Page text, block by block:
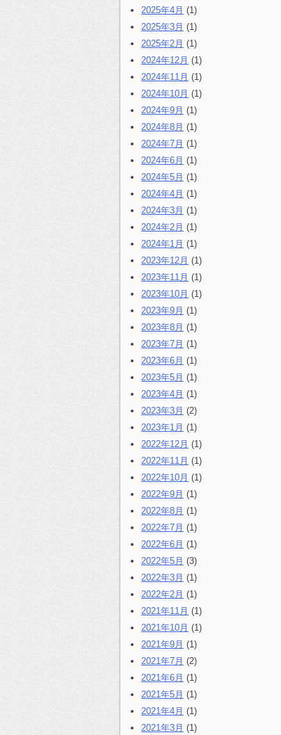
2025年4月 (1)
2025年3月 (1)
2025年2月 (1)
2024年12月 (1)
2024年11月 (1)
2024年10月 (1)
2024年9月 (1)
2024年8月 (1)
2024年7月 (1)
2024年6月 (1)
2024年5月 (1)
2024年4月 (1)
2024年3月 (1)
2024年2月 (1)
2024年1月 (1)
2023年12月 (1)
2023年11月 (1)
2023年10月 (1)
2023年9月 (1)
2023年8月 (1)
2023年7月 (1)
2023年6月 (1)
2023年5月 (1)
2023年4月 (1)
2023年3月 (2)
2023年1月 (1)
2022年12月 (1)
2022年11月 (1)
2022年10月 (1)
2022年9月 (1)
2022年8月 (1)
2022年7月 (1)
2022年6月 (1)
2022年5月 (3)
2022年3月 (1)
2022年2月 (1)
2021年11月 (1)
2021年10月 (1)
2021年9月 (1)
2021年7月 (2)
2021年6月 (1)
2021年5月 (1)
2021年4月 (1)
2021年3月 (1)